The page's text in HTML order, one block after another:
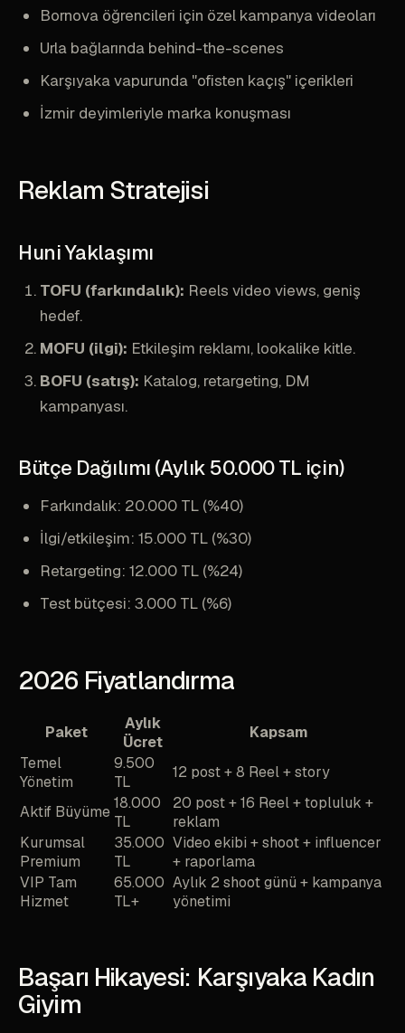
Bornova öğrencileri için özel kampanya videoları
Urla bağlarında behind-the-scenes
Karşıyaka vapurunda "ofisten kaçış" içerikleri
İzmir deyimleriyle marka konuşması
Reklam Stratejisi
Huni Yaklaşımı
TOFU (farkındalık): Reels video views, geniş
hedef.
MOFU (ilgi): Etkileşim reklamı, lookalike kitle.
BOFU (satış): Katalog, retargeting, DM
kampanyası.
Bütçe Dağılımı (Aylık 50.000 TL için)
Farkındalık: 20.000 TL (%40)
İlgi/etkileşim: 15.000 TL (%30)
Retargeting: 12.000 TL (%24)
Test bütçesi: 3.000 TL (%6)
2026 Fiyatlandırma
Paket
Aylık
Ücret
Kapsam
Temel
Yönetim
9.500
TL
12 post + 8 Reel + story
Aktif Büyüme18.000
TL
20 post + 16 Reel + topluluk +
reklam
Kurumsal
Premium
35.000
TL
Video ekibi + shoot + influencer
+ raporlama
VIP Tam
Hizmet
65.000
TL+
Aylık 2 shoot günü + kampanya
yönetimi
Başarı Hikayesi: Karşıyaka Kadın
Giyim